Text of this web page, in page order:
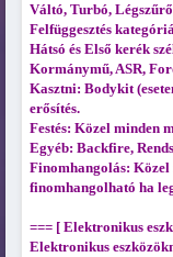
Váltó, Turbó,
Felfüggesztés
Hátsó és Első kerék
Kormánymű, ASR,
Kasztni: Bodykit
erősítés.
Festés: Közel minden
Egyéb: Backfire,
Finomhangolás: Közel
finomhangolható ha
=== [ Elektronikus
Elektronikus